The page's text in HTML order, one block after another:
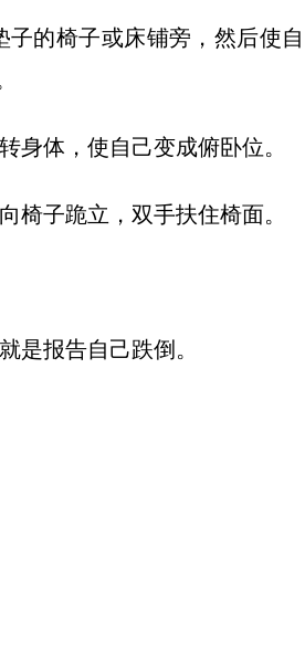
的椅子或床铺旁，然后使自
身体，使自己变成俯卧位。
椅子跪立，双手扶住椅面。
报告自己跌倒。